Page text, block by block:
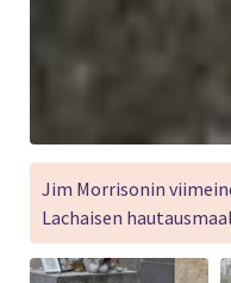
Jim Morrisonin
Lachaisen